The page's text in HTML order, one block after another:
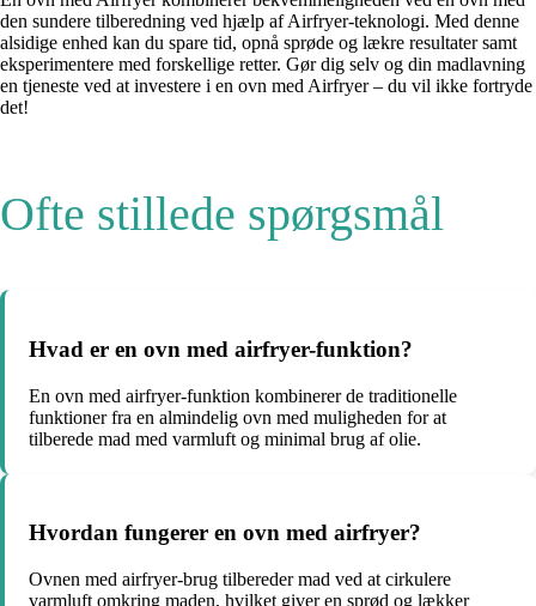
den sundere tilberedning ved hjælp af Airfryer-teknologi. Med denne
alsidige enhed kan du spare tid, opnå sprøde og lækre resultater samt
eksperimentere med forskellige retter. Gør dig selv og din madlavning
en tjeneste ved at investere i en ovn med Airfryer – du vil ikke fortryde
det!
Ofte stillede spørgsmål
Hvad er en ovn med airfryer-funktion?
En ovn med airfryer-funktion kombinerer de traditionelle
funktioner fra en almindelig ovn med muligheden for at
tilberede mad med varmluft og minimal brug af olie.
Hvordan fungerer en ovn med airfryer?
Ovnen med airfryer-brug tilbereder mad ved at cirkulere
varmluft omkring maden, hvilket giver en sprød og lækker